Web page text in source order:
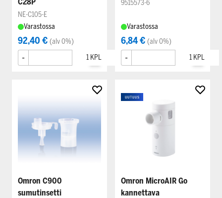
NE-C105-E
Varastossa
92,40 € (alv 0%)
-
9515573-6
Varastossa
6,84 € (alv 0%)
-
Omron C900
sumutinsetti
Omron MicroAIR Go
kannettava